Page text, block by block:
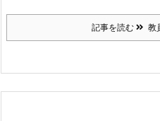
記事を読む 教